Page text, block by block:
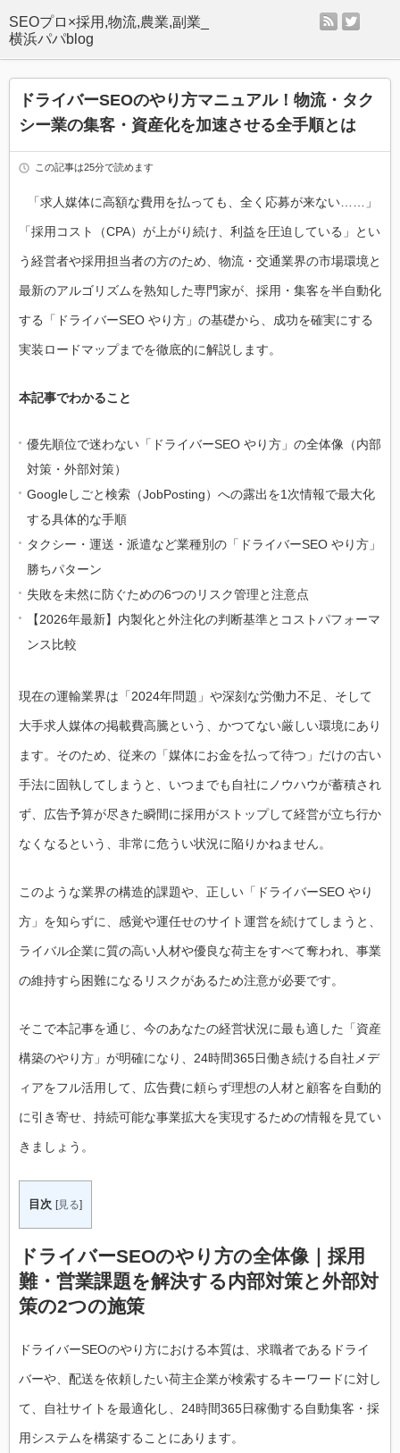
SEOプロ×採用,物流,農業,副業_
横浜パパblog
rss
ドライバーSEOのやり方マニュアル！物流・タク
シー業の集客・資産化を加速させる全手順とは
この記事は25分で読めます
「求人媒体に高額な費用を払っても、全く応募が来ない……」
「採用コスト（CPA）が上がり続け、利益を圧迫している」とい
う経営者や採用担当者の方のため、物流・交通業界の市場環境と
最新のアルゴリズムを熟知した専門家が、採用・集客を半自動化
する「ドライバーSEO やり方」の基礎から、成功を確実にする
実装ロードマップまでを徹底的に解説します。
本記事でわかること
優先順位で迷わない「ドライバーSEO やり方」の全体像（内部
対策・外部対策）
Googleしごと検索（JobPosting）への露出を1次情報で最大化
する具体的な手順
タクシー・運送・派遣など業種別の「ドライバーSEO やり方」
勝ちパターン
失敗を未然に防ぐための6つのリスク管理と注意点
【2026年最新】内製化と外注化の判断基準とコストパフォーマ
ンス比較
現在の運輸業界は「2024年問題」や深刻な労働力不足、そして
大手求人媒体の掲載費高騰という、かつてない厳しい環境にあり
ます。そのため、従来の「媒体にお金を払って待つ」だけの古い
手法に固執してしまうと、いつまでも自社にノウハウが蓄積され
ず、広告予算が尽きた瞬間に採用がストップして経営が立ち行か
なくなるという、非常に危うい状況に陥りかねません。
このような業界の構造的課題や、正しい「ドライバーSEO やり
方」を知らずに、感覚や運任せのサイト運営を続けてしまうと、
ライバル企業に質の高い人材や優良な荷主をすべて奪われ、事業
の維持すら困難になるリスクがあるため注意が必要です。
そこで本記事を通じ、今のあなたの経営状況に最も適した「資産
構築のやり方」が明確になり、24時間365日働き続ける自社メデ
ィアをフル活用して、広告費に頼らず理想の人材と顧客を自動的
に引き寄せ、持続可能な事業拡大を実現するための情報を見てい
きましょう。
目次 [見る]
ドライバーSEOのやり方の全体像｜採用
難・営業課題を解決する内部対策と外部対
策の2つの施策
ドライバーSEOのやり方における本質は、求職者であるドライ
バーや、配送を依頼したい荷主企業が検索するキーワードに対し
て、自社サイトを最適化し、24時間365日稼働する自動集客・採
用システムを構築することにあります。